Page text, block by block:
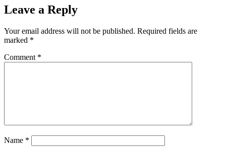
Leave a Reply
Your email address will not be published. Required fields are
marked *
Comment *
Name *